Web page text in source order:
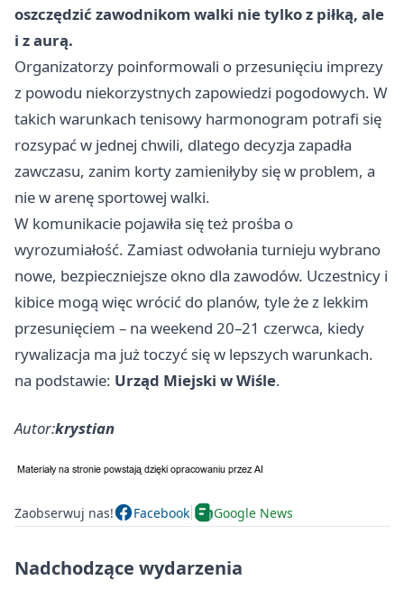
oszczędzić zawodnikom walki nie tylko z piłką, ale
i z aurą.
Organizatorzy poinformowali o przesunięciu imprezy
z powodu niekorzystnych zapowiedzi pogodowych. W
takich warunkach tenisowy harmonogram potrafi się
rozsypać w jednej chwili, dlatego decyzja zapadła
zawczasu, zanim korty zamieniłyby się w problem, a
nie w arenę sportowej walki.
W komunikacie pojawiła się też prośba o
wyrozumiałość. Zamiast odwołania turnieju wybrano
nowe, bezpieczniejsze okno dla zawodów. Uczestnicy i
kibice mogą więc wrócić do planów, tyle że z lekkim
przesunięciem – na weekend 20–21 czerwca, kiedy
rywalizacja ma już toczyć się w lepszych warunkach.
na podstawie: Urząd Miejski w Wiśle.
Autor:krystian
Zaobserwuj nas! Facebook Google News
Nadchodzące wydarzenia